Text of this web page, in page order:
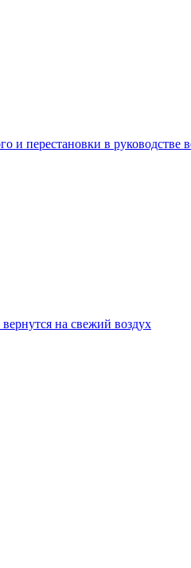
и перестановки в
на свежий воздух